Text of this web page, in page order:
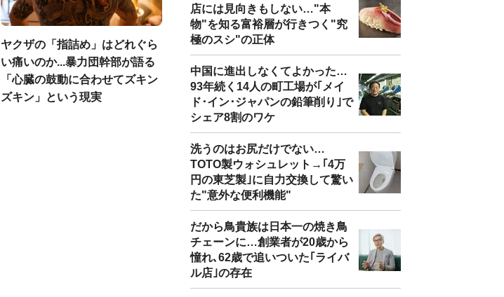
ヤクザの「指詰め」はどれぐら
い痛いのか...暴力団幹部が語る
「心臓の鼓動に合わせてズキン
ズキン」という現実
店には見向きもしない…"本
物"を知る富裕層が行きつく"究
極のスシ"の正体
中国に進出しなくてよかった…
93年続く14人の町工場が｢メイ
ド･イン･ジャパンの鉛筆削り｣で
シェア8割のワケ
洗うのはお尻だけでない…
TOTO製ウォシュレット→｢4万
円の東芝製｣に自力交換して驚い
た"意外な便利機能"
だから鳥貴族は日本一の焼き鳥
チェーンに…創業者が20歳から
憧れ､62歳で追いついた｢ライバ
ル店｣の存在